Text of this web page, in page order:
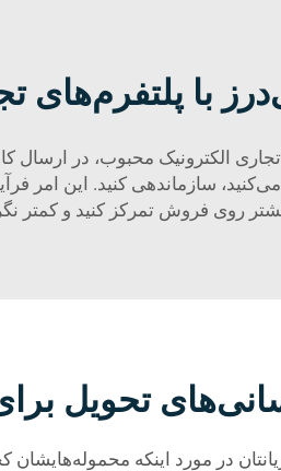
با پلتفرم‌های
تجاری الکترونیک محبوب، در
سازماندهی کنید. این امر
روی فروش تمرکز کنید و
تحویل
در مورد اینکه